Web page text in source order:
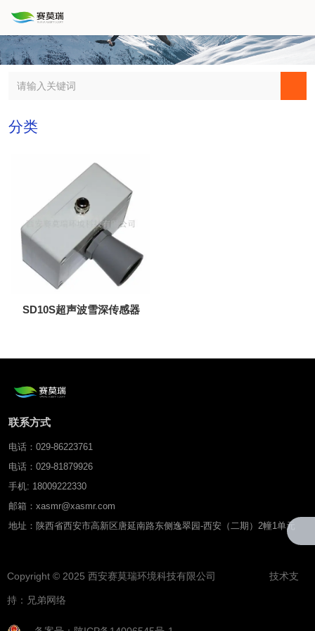
分类
SD10S超声波雪深传感器
联系方式
电话：029-86223761
电话：029-81879926
手机: 18009222330
邮箱：xasmr@xasmr.com
地址：陕西省西安市高新区唐延南路东侧逸翠园-西安（二期）2幢1单元
Copyright © 2025 西安赛莫瑞环境科技有限公司 技术支
持： 兄弟网络